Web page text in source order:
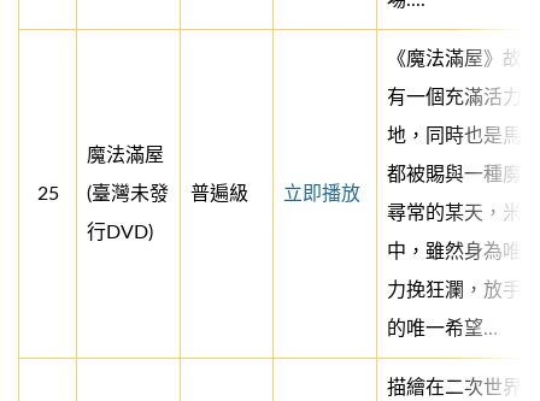
25
魔法滿屋
(臺灣未發
行DVD)
普遍級 立即播放
《魔法滿屋》故
有一個充滿活力
地，同時也是馬
都被賜與一種魔
尋常的某天，米
中，雖然身為唯
力挽狂瀾，放手
的唯一希望…
描繪在二次世界